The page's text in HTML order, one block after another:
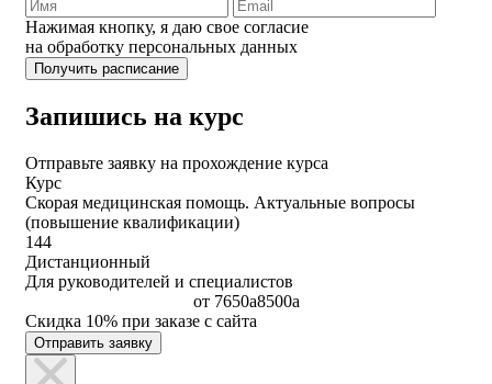
Нажимая кнопку, я даю свое согласие
на обработку персональных данных
Запишись на курс
Отправьте заявку на прохождение курса
Курс
Скорая медицинская помощь. Актуальные вопросы
(повышение квалификации)
144
Дистанционный
Для руководителей и специалистов
от7650a8500a
Скидка 10% при заказе с сайта
Отправить заявку